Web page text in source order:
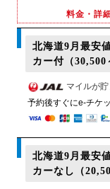
料金・詳
北海道9月最安
カー付（30,500
マイルが貯
予約後すぐにe-チケ
北海道9月最安
カーなし（